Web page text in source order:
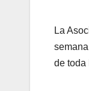
La
de toda